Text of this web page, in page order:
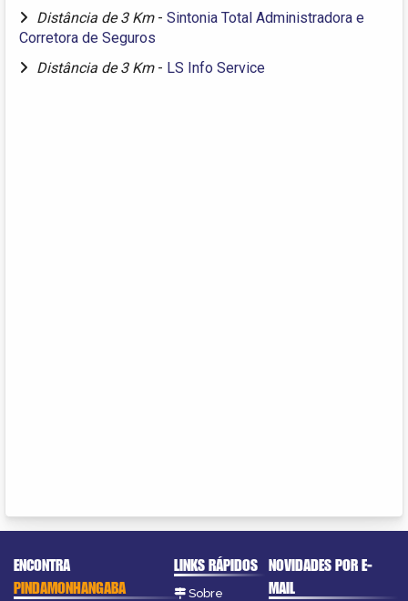
Distância de 3 Km - Sintonia Total Administradora e
Corretora de Seguros
Distância de 3 Km - LS Info Service
ENCONTRA
PINDAMONHANGABA
LINKS RÁPIDOS
Sobre
NOVIDADES POR E-
MAIL